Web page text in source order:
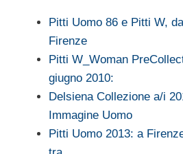
Pitti Uomo 86 e Pitti W,
Firenze
Pitti W_Woman
giugno 2010:
Delsiena Collezione a/i
Immagine Uomo
Pitti Uomo 2013: a